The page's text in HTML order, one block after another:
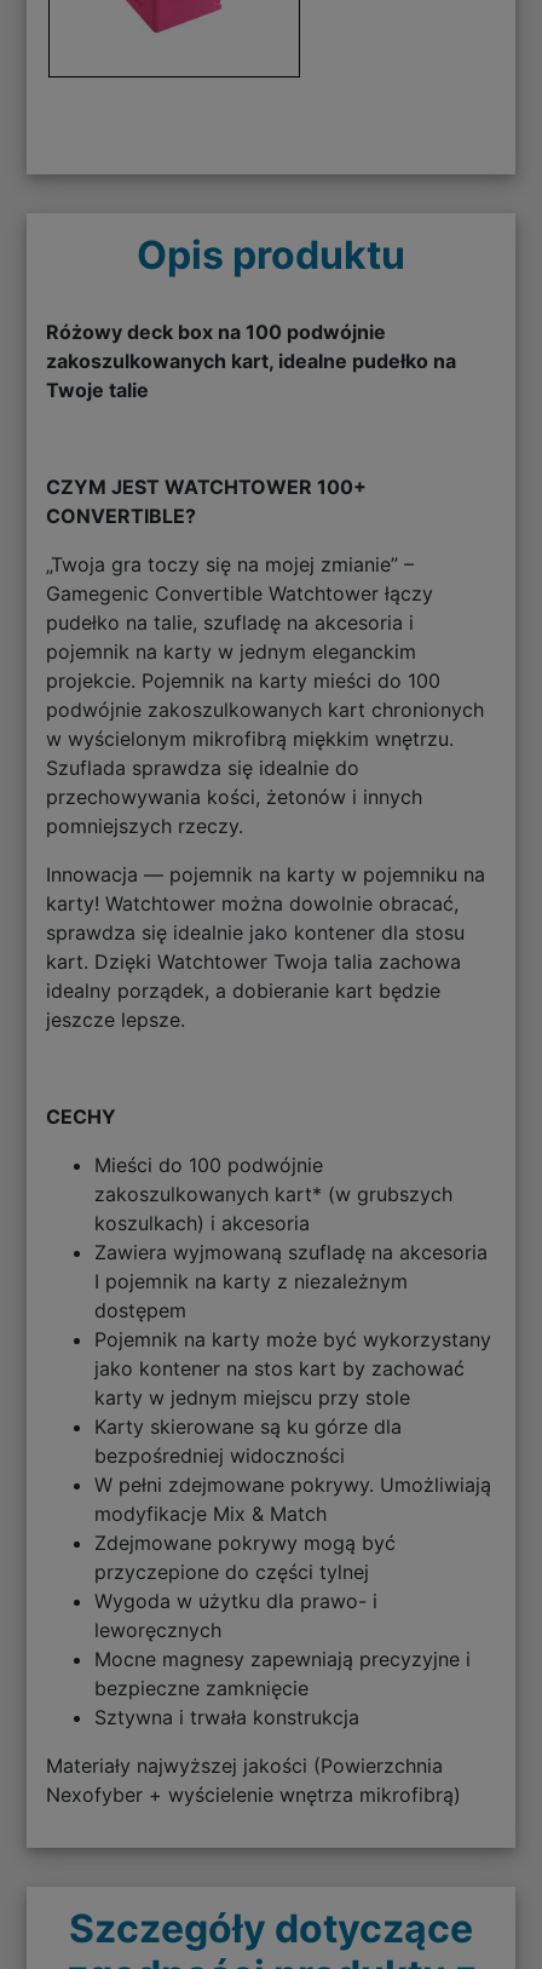
Opis produktu
Różowy deck box na 100 podwójnie
zakoszulkowanych kart, idealne pudełko na
Twoje talie
CZYM JEST WATCHTOWER 100+
CONVERTIBLE?
„Twoja gra toczy się na mojej zmianie” –
Gamegenic Convertible Watchtower łączy
pudełko na talie, szufladę na akcesoria i
pojemnik na karty w jednym eleganckim
projekcie. Pojemnik na karty mieści do 100
podwójnie zakoszulkowanych kart chronionych
w wyścielonym mikrofibrą miękkim wnętrzu.
Szuflada sprawdza się idealnie do
przechowywania kości, żetonów i innych
pomniejszych rzeczy.
Innowacja — pojemnik na karty w pojemniku na
karty! Watchtower można dowolnie obracać,
sprawdza się idealnie jako kontener dla stosu
kart. Dzięki Watchtower Twoja talia zachowa
idealny porządek, a dobieranie kart będzie
jeszcze lepsze.
CECHY
Mieści do 100 podwójnie
zakoszulkowanych kart* (w grubszych
koszulkach) i akcesoria
Zawiera wyjmowaną szufladę na akcesoria
I pojemnik na karty z niezależnym
dostępem
Pojemnik na karty może być wykorzystany
jako kontener na stos kart by zachować
karty w jednym miejscu przy stole
Karty skierowane są ku górze dla
bezpośredniej widoczności
W pełni zdejmowane pokrywy. Umożliwiają
modyfikacje Mix & Match
Zdejmowane pokrywy mogą być
przyczepione do części tylnej
Wygoda w użytku dla prawo- i
leworęcznych
Mocne magnesy zapewniają precyzyjne i
bezpieczne zamknięcie
Sztywna i trwała konstrukcja
Materiały najwyższej jakości (Powierzchnia
Nexofyber + wyścielenie wnętrza mikrofibrą)
Szczegóły dotyczące